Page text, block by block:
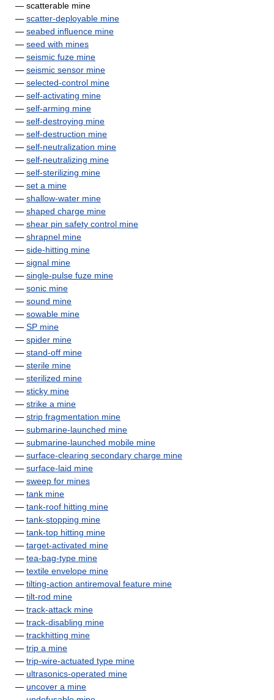
— scatterable mine
— scatter-deployable mine
— seabed influence mine
— seed with mines
— seismic fuze mine
— seismic sensor mine
— selected-control mine
— self-activating mine
— self-arming mine
— self-destroying mine
— self-destruction mine
— self-neutralization mine
— self-neutralizing mine
— self-sterilizing mine
— set a mine
— shallow-water mine
— shaped charge mine
— shear pin safety control mine
— shrapnel mine
— side-hitting mine
— signal mine
— single-pulse fuze mine
— sonic mine
— sound mine
— sowable mine
— SP mine
— spider mine
— stand-off mine
— sterile mine
— sterilized mine
— sticky mine
— strike a mine
— strip fragmentation mine
— submarine-launched mine
— submarine-launched mobile mine
— surface-clearing secondary charge mine
— surface-laid mine
— sweep for mines
— tank mine
— tank-roof hitting mine
— tank-stopping mine
— tank-top hitting mine
— target-activated mine
— tea-bag-type mine
— textile envelope mine
— tilting-action antiremoval feature mine
— tilt-rod mine
— track-attack mine
— track-disabling mine
— trackhitting mine
— trip a mine
— trip-wire-actuated type mine
— ultrasonics-operated mine
— uncover a mine